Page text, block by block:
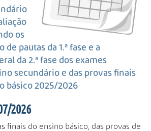
os
de pautas da 1.ª fase e a
da 2.ª fase dos exames
secundário e das provas finais
básico 2025/2026
2026
finais do ensino básico, das provas de